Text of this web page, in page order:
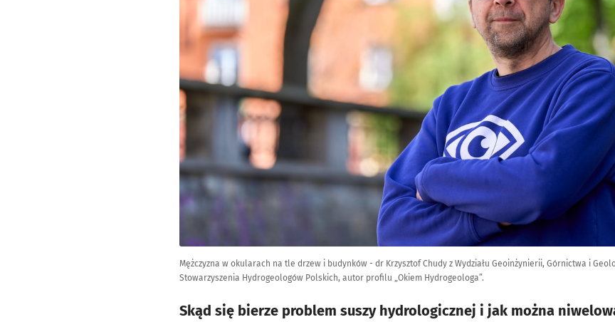
Mężczyzna w okularach na tle drzew i budynków - dr Krzysztof Chudy z Wydziału Geoinżynierii, Górnictwa i
Stowarzyszenia Hydrogeologów Polskich, autor profilu „Okiem Hydrogeologa”.
Skąd się bierze problem suszy hydrologicznej i jak można